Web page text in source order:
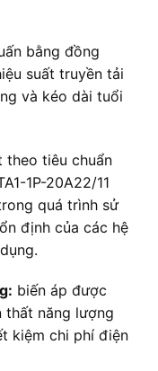
bằng đồng
suất truyền tải
và kéo dài tuổi
theo tiêu chuẩn
1P-20A22/11
quá trình sử
định của các hệ
biến áp được
năng lượng
kiệm chi phí điện